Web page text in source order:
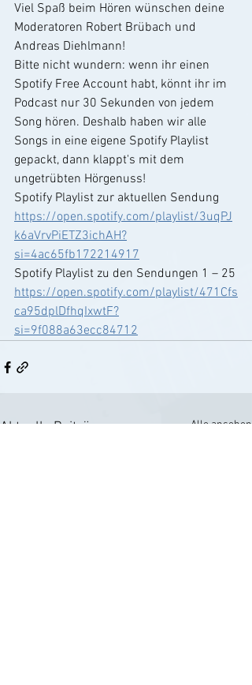
Viel Spaß beim Hören wünschen deine
Moderatoren Robert Brübach und
Andreas Diehlmann!
Bitte nicht wundern: wenn ihr einen
Spotify Free Account habt, könnt ihr im
Podcast nur 30 Sekunden von jedem
Song hören. Deshalb haben wir alle
Songs in eine eigene Spotify Playlist
gepackt, dann klappt's mit dem
ungetrübten Hörgenuss!
Spotify Playlist zur aktuellen Sendung
https://open.spotify.com/playlist/3uqPJ
k6aVrvPiETZ3ichAH?
si=4ac65fb172214917
Spotify Playlist zu den Sendungen 1 – 25
https://open.spotify.com/playlist/471Cfs
ca95dplDfhqIxwtF?
si=9f088a63ecc84712
Aktuelle Beiträge Alle ansehen